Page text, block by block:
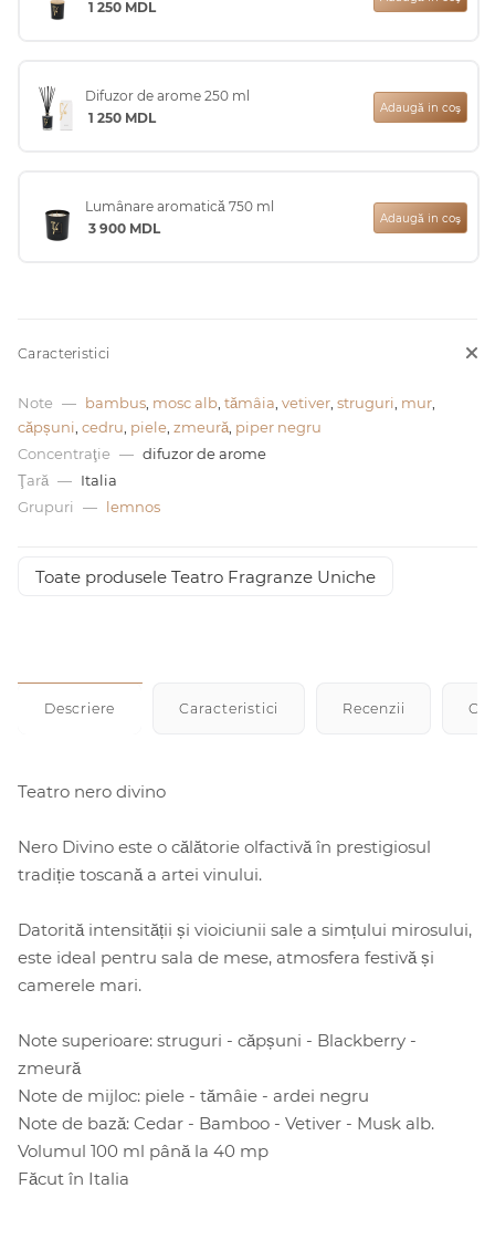
1 250 MDL
Difuzor de arome 250 ml
1 250 MDL
Adaugă in coş
Lumânare aromatică 750 ml
3 900 MDL
Adaugă in coş
Caracteristici
Note — bambus mosc alb tămâia vetiver struguri mur
căpșuni cedru piele zmeură piper negru
Concentraţie — difuzor de arome
Ţară — Italia
Grupuri
— lemnos
Toate produsele Teatro Fragranze Uniche
Descriere Caracteristici Recenzii
Teatro nero divino
Nero Divino este o călătorie olfactivă în prestigiosul
tradiție toscană a artei vinului.
Datorită intensității și vioiciunii sale a simțului mirosului,
este ideal pentru sala de mese, atmosfera festivă și
camerele mari.
Note superioare: struguri - căpșuni - Blackberry -
zmeură
Note de mijloc: piele - tămâie - ardei negru
Note de bază: Cedar - Bamboo - Vetiver - Musk alb.
Volumul 100 ml până la 40 mp
Făcut în Italia